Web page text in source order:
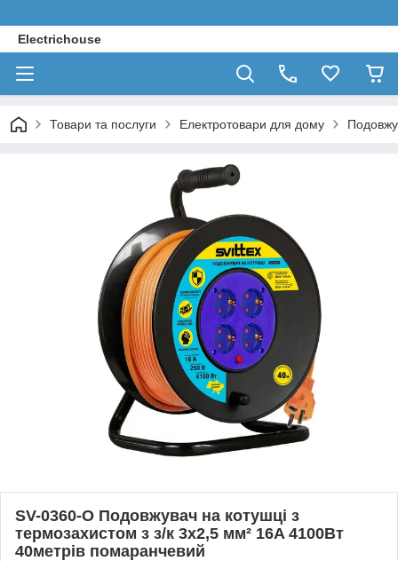
Electrichouse
Товари та послуги Електротовари для дому
SV-0360-O Подовжувач на котушці з
термозахистом з з/к 3х2,5 мм² 16A 4100Вт
40метрів помаранчевий